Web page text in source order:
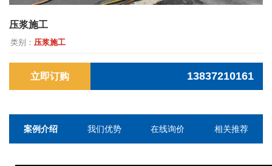
压浆施工
类别： 压浆施工
立即订购 13837210161
案例介绍 我们优势 在线询价 相关推荐